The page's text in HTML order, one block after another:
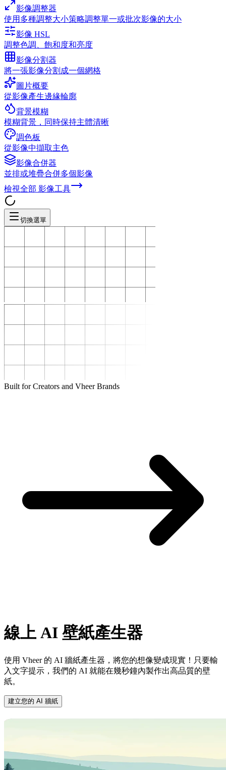
影像調整器
使用多種調整大小策略調整單一或批次影像的大小
影像 HSL
調整色調、飽和度和亮度
影像分割器
將一張影像分割成一個網格
圖片概要
從影像產生邊緣輪廓
背景模糊
模糊背景，同時保持主體清晰
調色板
從影像中擷取主色
影像合併器
並排或堆疊合併多個影像
檢視全部 影像工具
切換選單
Built for Creators and Vheer Brands
線上 AI 壁紙產生器
使用 Vheer 的 AI 牆紙產生器，將您的想像變成現實！只要輸
入文字提示，我們的 AI 就能在幾秒鐘內製作出高品質的壁
紙。
建立您的 AI 牆紙